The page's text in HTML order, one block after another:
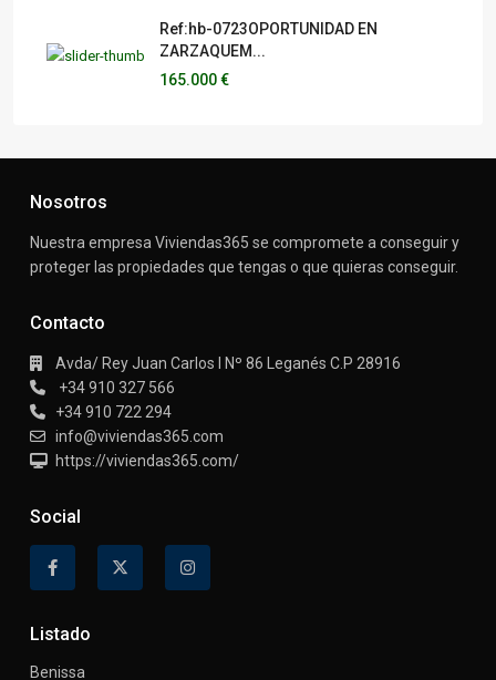
Ref:hb-0723OPORTUNIDAD EN
ZARZAQUEM...
165.000 €
Nosotros
Nuestra empresa Viviendas365 se compromete a conseguir y
proteger las propiedades que tengas o que quieras conseguir.
Contacto
Avda/ Rey Juan Carlos I Nº 86 Leganés C.P 28916
+34 910 327 566
+34 910 722 294
info@viviendas365.com
https://viviendas365.com/
Social
Listado
Benissa